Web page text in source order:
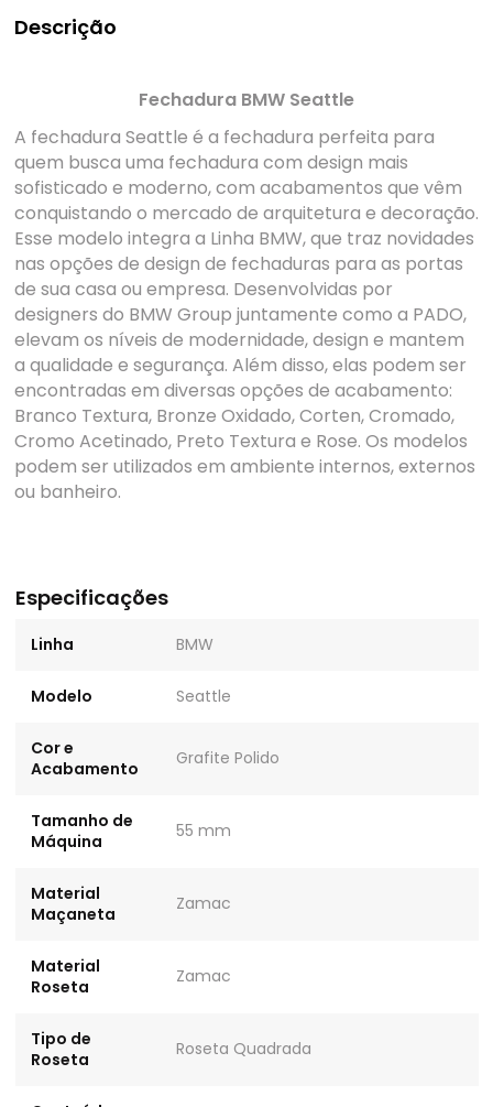
Descrição
Fechadura BMW Seattle
A fechadura Seattle é a fechadura perfeita para
quem busca uma fechadura com design mais
sofisticado e moderno, com acabamentos que vêm
conquistando o mercado de arquitetura e decoração.
Esse modelo integra a Linha BMW, que traz novidades
nas opções de design de fechaduras para as portas
de sua casa ou empresa. Desenvolvidas por
designers do BMW Group juntamente como a PADO,
elevam os níveis de modernidade, design e mantem
a qualidade e segurança. Além disso, elas podem ser
encontradas em diversas opções de acabamento:
Branco Textura, Bronze Oxidado, Corten, Cromado,
Cromo Acetinado, Preto Textura e Rose. Os modelos
podem ser utilizados em ambiente internos, externos
ou banheiro.
Especificações
Linha BMW
Modelo Seattle
Cor e
Acabamento
Grafite Polido
Tamanho de
Máquina
55 mm
Material
Maçaneta
Zamac
Material
Roseta
Zamac
Tipo de
Roseta
Roseta Quadrada